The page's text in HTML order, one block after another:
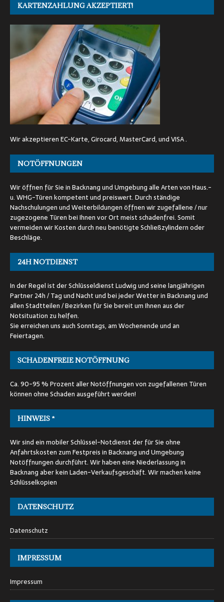
KARTENZAHLUNG AKZEPTIERT!
Wir akzeptieren EC-Karte, Girocard, MasterCard, und VISA .
NOTÖFFNUNGEN
Wir öffnen für Sie in Backnang und Umgebung alle Arten von Haus.-
u. WHG-Türen kompetent und preiswert. Durch ständige
Nachschulungen und Weiterbildungen öffnen wir zugefallene / nur
zugezogene Türen bei Ihnen vor Ort meist schadenfrei. Somit
vermeiden wir Kosten durch neu benötigte Schließzylindern oder
Beschläge.
24H NOTDIENST
In der Regel ist der Schlüsseldienst Ludwig und seine langjährigen
Partner 24h / Tag und Nacht und bei jeder Wetter in Backnang und
allen Stadtteilen / Bezirken für Sie bereit um Ihnen aus der
Notsituation zu helfen.
Sie erreichen uns auch Sonntags, am Wochenende und an
Feiertagen.
SCHADENFREIE NOTÖFFNUNG
Ca. 90-95 % Prozent aller Notöffnungen von zugefallenen Türen
können ohne Schaden ausgeführt werden!
HINWEIS *
Wir sind ein mobiler Schlüssel-Notdienst der für Sie ohne
Anfahrtskosten zum Festpreis in Backnang und Umgebung
Notöffnungen durchführt. Wir haben eine Niederlassung in
Backnang aber kein Laden-Verkaufsgeschäft. Wir machen keine
Schlüsselkopien
DATENSCHUTZ
Datenschutz
IMPRESSUM
Impressum